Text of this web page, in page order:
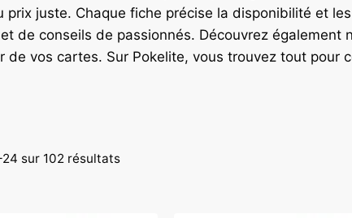
prix juste. Chaque fiche précise la disponibilité et
de conseils de passionnés. Découvrez également
de vos cartes. Sur Pokelite, vous trouvez tout
sur 102 résultats